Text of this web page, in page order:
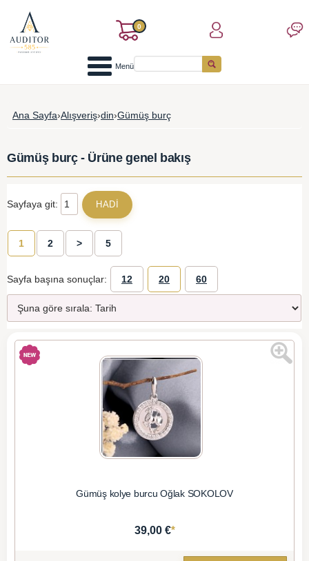
0
Menü
Ana Sayfa›Alışveriş›din›Gümüş burç
Gümüş burç - Ürüne genel bakış
Sayfaya git:
1 2 > 5
Sayfa başına sonuçlar: 12 20 60
Gümüş kolye burcu Oğlak SOKOLOV
39,00 €*